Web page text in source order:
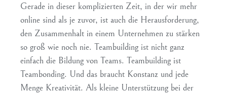
Gerade in dieser komplizierten Zeit, in der wir mehr
online sind als je zuvor, ist auch die Herausforderung,
den Zusammenhalt in einem Unternehmen zu stärken
so groß wie noch nie. Teambuilding ist nicht ganz
einfach die Bildung von Teams. Teambuilding ist
Teambonding. Und das braucht Konstanz und jede
Menge Kreativität. Als kleine Unterstützung bei der